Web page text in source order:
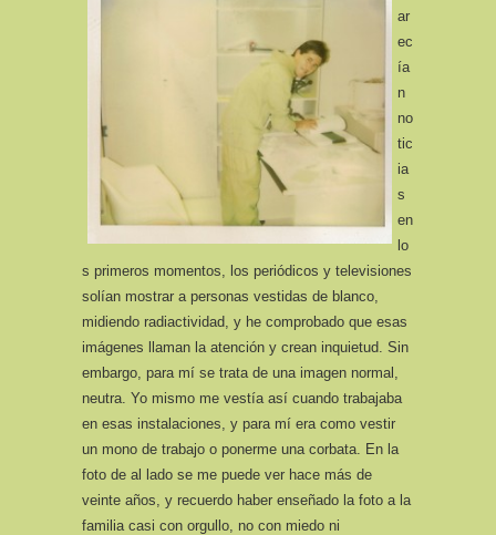
ar
ec
ía
n
no
tic
ia
s
en
lo
s primeros momentos, los periódicos y televisiones
solían mostrar a personas vestidas de blanco,
midiendo radiactividad, y he comprobado que esas
imágenes llaman la atención y crean inquietud. Sin
embargo, para mí se trata de una imagen normal,
neutra. Yo mismo me vestía así cuando trabajaba
en esas instalaciones, y para mí era como vestir
un mono de trabajo o ponerme una corbata. En la
foto de al lado se me puede ver hace más de
veinte años, y recuerdo haber enseñado la foto a la
familia casi con orgullo, no con miedo ni